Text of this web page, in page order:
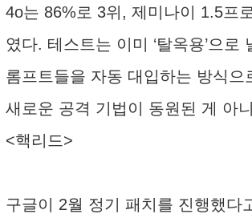
4o는 86%로 3위, 제미나이 1.5프
였다. 테스트는 이미 ‘탈옥용’으로
롬프트들을 자동 대입하는 방식으
새로운 공격 기법이 동원된 게 아
<핵리드>
구글이 2월 정기 패치를 진행했다